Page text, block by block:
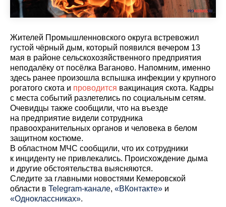
Жителей Промышленновского округа встревожил
густой чёрный дым, который появился вечером 13
мая в районе сельскохозяйственного предприятия
неподалёку от посёлка Ваганово. Напомним, именно
здесь ранее произошла вспышка инфекции у крупного
рогатого скота и проводится вакцинация скота. Кадры
с места событий разлетелись по социальным сетям.
Очевидцы также сообщили, что на въезде
на предприятие видели сотрудника
правоохранительных органов и человека в белом
защитном костюме.
В областном МЧС сообщили, что их сотрудники
к инциденту не привлекались. Происхождение дыма
и другие обстоятельства выясняются.
Cледите за главными новостями Кемеровской
области в Telegram-канале, «ВКонтакте» и
«Одноклассниках».